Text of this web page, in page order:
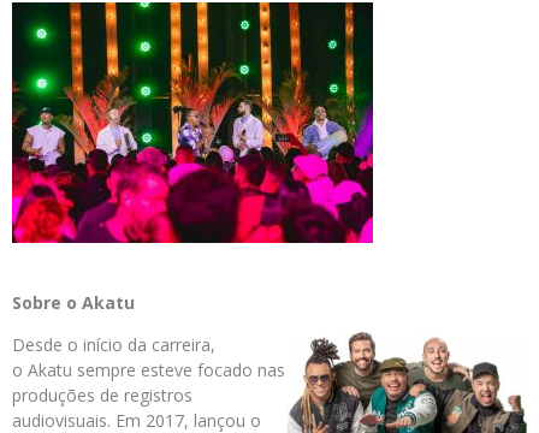
Sobre o Akatu
Desde o início da carreira,
o Akatu sempre esteve focado nas
produções de registros
audiovisuais. Em 2017, lançou o